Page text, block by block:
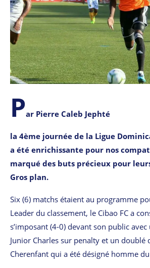
Par Pierre Caleb Jephté
la 4ème journée de la Ligue
a été enrichissante pour nos
marqué des buts précieux pour
Gros plan.
Six (6) matchs étaient au programme
Leader du classement, le Cibao FC a
s’imposant (4-0) devant son public avec
Junior Charles sur penalty et un doublé
Cherenfant qui a été désigné homme